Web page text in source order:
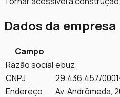
Dados da empresa
Campo
Razão social ebuz
CNPJ
29.436.457/
Endereço
Av. Andrômeda,